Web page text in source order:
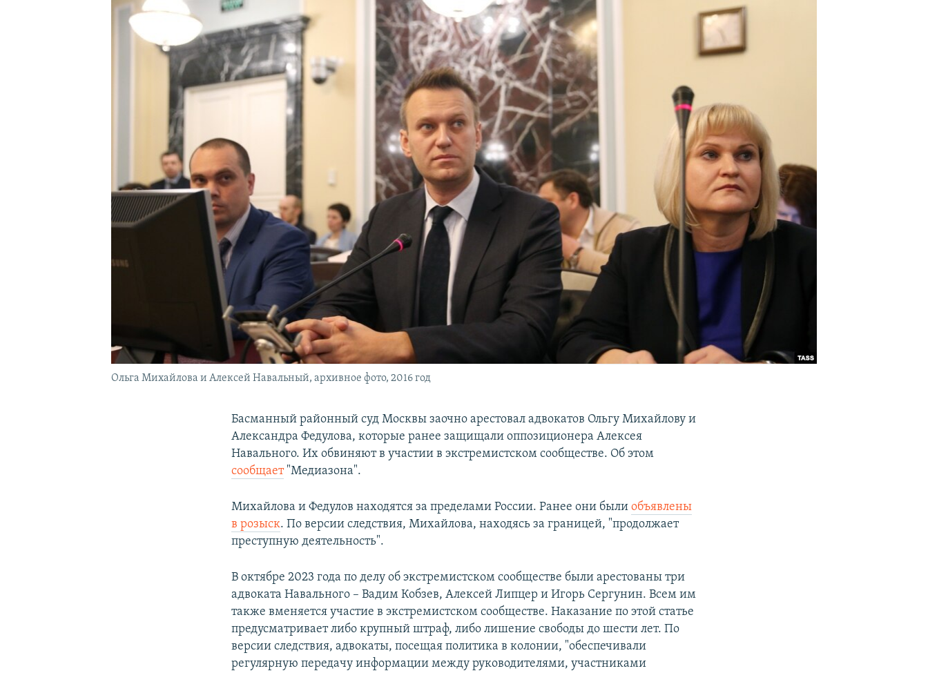
ПОДПИШИТЕСЬ НА РАССЫЛКУ
Ольга Михайлова и Алексей Навальный, архивное фото, 2016 год
Басманный районный суд Москвы заочно арестовал адвокатов Ольгу Михайлову и
Александра Федулова, которые ранее защищали оппозиционера Алексея
Навального. Их обвиняют в участии в экстремистском сообществе. Об этом
сообщает"Медиазона".
Михайлова и Федулов находятся за пределами России. Ранее они былиобъявлены
в розыск. По версии следствия, Михайлова, находясь за границей, "продолжает
преступную деятельность".
В октябре 2023 года по делу об экстремистском сообществе были арестованы три
адвоката Навального – Вадим Кобзев, Алексей Липцер и Игорь Сергунин. Всем им
также вменяется участие в экстремистском сообществе. Наказание по этой статье
предусматривает либо крупный штраф, либо лишение свободы до шести лет. По
версии следствия, адвокаты, посещая политика в колонии, "обеспечивали
регулярную передачу информации между руководителями, участниками